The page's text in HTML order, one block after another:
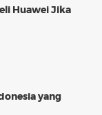
Huawei Jika
yang